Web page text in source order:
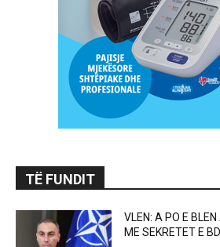
TË FUNDIT
VLEN: A PO E
ME SEKRETET E